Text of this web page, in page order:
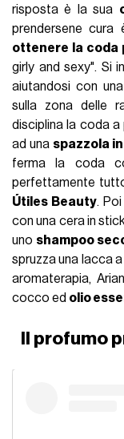
risposta è la sua
prendersene
ottenere la coda
girly and sexy". Si
aiutandosi con
sulla zona delle
disciplina la coda
ad una spazzola
ferma la coda
perfettamente
Útiles Beauty.
con una cera in
uno shampoo
spruzza una lacca
aromaterapia,
cocco ed olio
Il profumo